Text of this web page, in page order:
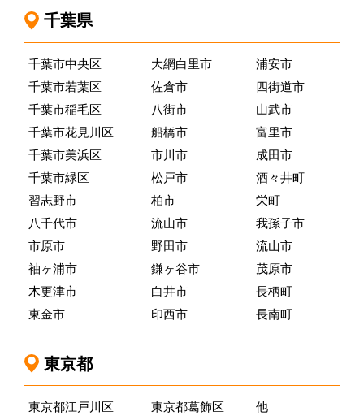
千葉県
千葉市中央区
千葉市若葉区
千葉市稲毛区
千葉市花見川区
千葉市美浜区
千葉市緑区
習志野市
八千代市
市原市
袖ヶ浦市
木更津市
東金市
大網白里市
佐倉市
八街市
船橋市
市川市
松戸市
柏市
流山市
野田市
鎌ヶ谷市
白井市
印西市
浦安市
四街道市
山武市
富里市
成田市
酒々井町
栄町
我孫子市
流山市
茂原市
長柄町
長南町
東京都
東京都江戸川区 東京都葛飾区 他